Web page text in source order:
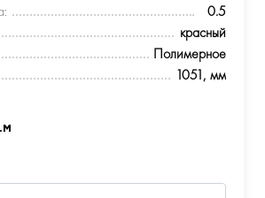
0.5
красный
Полимерное
1051, мм